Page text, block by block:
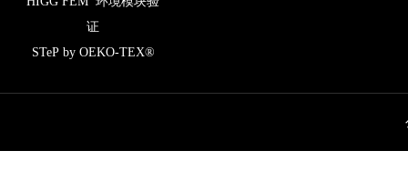
证
STeP by OEKO-TEX®